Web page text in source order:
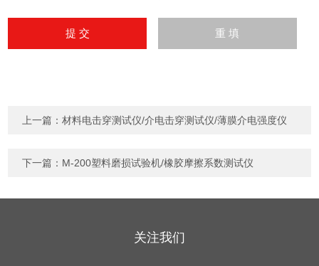
上一篇：材料电击穿测试仪/介电击穿测试仪/薄膜介电强度仪
下一篇： M-200塑料磨损试验机/橡胶摩擦系数测试仪
关注我们